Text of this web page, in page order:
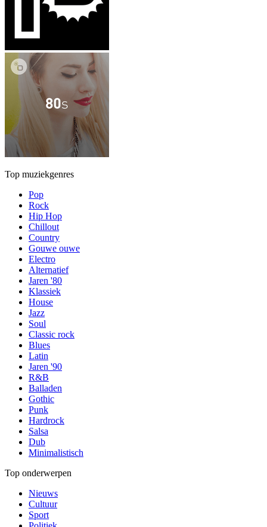
Top muziekgenres
Pop
Rock
Hip Hop
Chillout
Country
Gouwe ouwe
Electro
Alternatief
Jaren '80
Klassiek
House
Jazz
Soul
Classic rock
Blues
Latin
Jaren '90
R&B
Balladen
Gothic
Punk
Hardrock
Salsa
Dub
Minimalistisch
Top onderwerpen
Nieuws
Cultuur
Sport